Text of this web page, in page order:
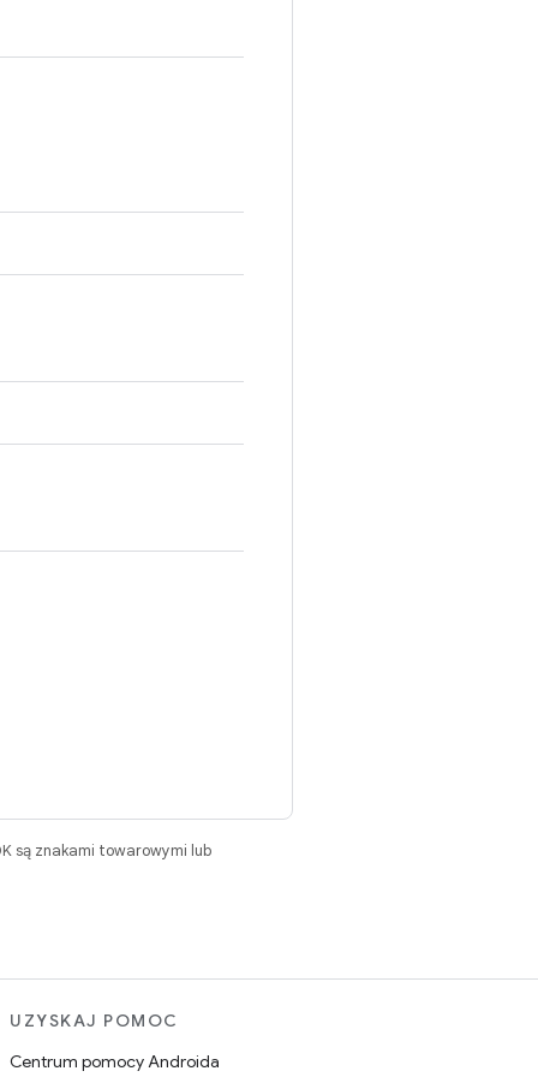
są znakami towarowymi lub
UZYSKAJ POMOC
Centrum pomocy Androida